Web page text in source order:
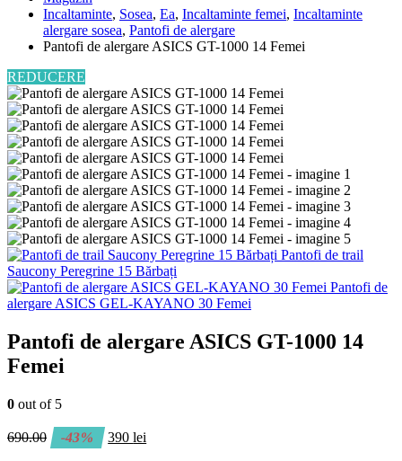
Incaltaminte, Sosea, Ea, Incaltaminte femei, Incaltaminte
alergare sosea, Pantofi de alergare
Pantofi de alergare ASICS GT-1000 14 Femei
REDUCERE
Pantofi de trail
Saucony Peregrine 15 Bărbați
Pantofi de
alergare ASICS GEL-KAYANO 30 Femei
Pantofi de alergare ASICS GT-1000 14
Femei
0 out of 5
690.00 -43% 390lei